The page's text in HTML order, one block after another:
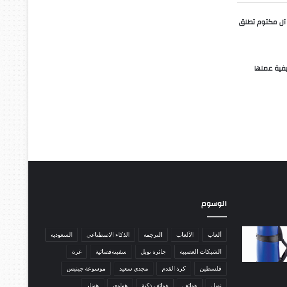
مكتوم تطلق
عملها
الوسوم
ألعاب الألعاب الترجمة الذكاء الاصطناعي السعودية
الشبكات العصبية جائزة نوبل سفينةفضائية غزة
فلسطين كرة القدم مجدي سعيد موسوعة جينيس
نوبل هواتف هواتف ذكية هواوي هونار